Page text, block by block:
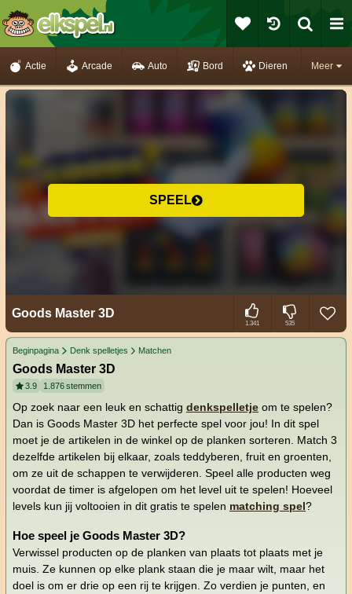
Meer
Actie Arcade Auto Bord Dieren
SPEEL
Goods Master 3D
1.341 535
Beginpagina Denk spelletjes Matchen
Goods Master 3D
3.9 1.876stemmen
Op zoek naar een leuk en schattig denkspelletje om te spelen?
Dan is Goods Master 3D het perfecte spel voor jou! In dit spel
moet je de artikelen in de winkel op de planken sorteren. Match 3
dezelfde artikelen bij elkaar, zoals teddyberen, fruit en groenten,
om ze uit de schappen te verwijderen. Speel alle producten weg
voordat de timer is afgelopen om het level uit te spelen! Hoeveel
levels kun jij voltooien in dit gratis te spelen matching spel?
Hoe speel je Goods Master 3D?
Verwissel producten op de planken van plaats tot plaats met je
muis. Ze kunnen op elke plank staan die je maar wilt, maar het
doel is om er drie op een rij te krijgen. Zo verdien je punten, en